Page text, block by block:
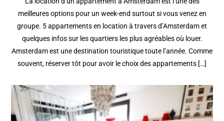
meilleures options pour un week-end surtout si vous venez en
groupe. 5 appartements en location à travers d’Amsterdam et
quelques infos sur les quartiers les plus agréables où louer.
Amsterdam est une destination touristique toute l’année. Comme
souvent, réserver tôt pour avoir le choix des appartements […]